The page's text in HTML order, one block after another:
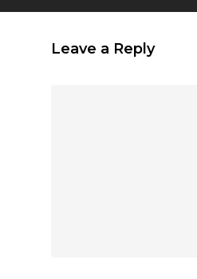
Leave a Reply